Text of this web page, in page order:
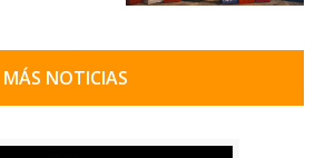
MÁS NOTICIAS